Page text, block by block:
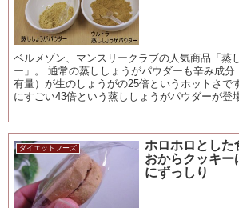
ベルメゾン、マンスリークラブの人気商品「蒸
ー」。 通常の蒸ししょうがパウダーも辛み成分
有量）が生のしょうがの25倍というホットさで
にすごい43倍という蒸ししょうがパウダーが登
ダイエットフーズ
ホロホロとした
おからクッキー
にずっしり